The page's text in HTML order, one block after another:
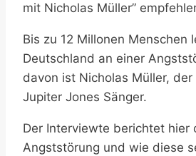
mit Nicholas Müller”
Bis zu 12 Millonen Menschen
Deutschland an einer
davon ist Nicholas Müller,
Jupiter Jones Sänger.
Der Interviewte berichtet hier
Angststörung und wie diese